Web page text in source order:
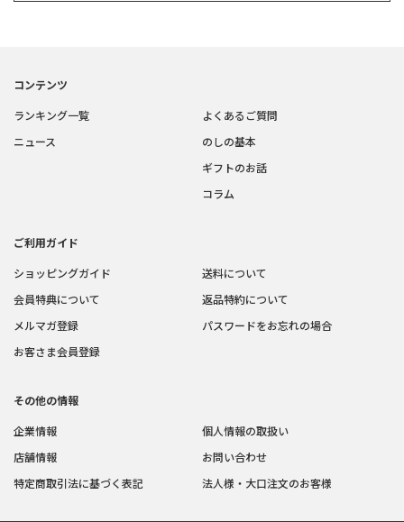
コンテンツ
ランキング一覧
ニュース
よくあるご質問
のしの基本
ギフトのお話
コラム
ご利用ガイド
ショッピングガイド
会員特典について
メルマガ登録
お客さま会員登録
送料について
返品特約について
パスワードをお忘れの場合
その他の情報
企業情報
店舗情報
特定商取引法に基づく表記
個人情報の取扱い
お問い合わせ
法人様・大口注文のお客様